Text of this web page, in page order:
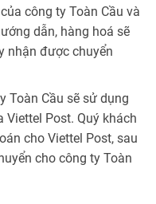
công ty Toàn Cầu và
dẫn, hàng hoá sẽ
nhận được chuyển
Toàn Cầu sẽ sử dụng
Viettel Post. Quý khách
cho Viettel Post, sau
cho công ty Toàn